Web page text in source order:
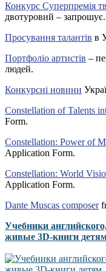
Конкурс Суперпремія
двотуровий – запрошує.
Просування талантів в
Портфоліо артистів –
людей.
Конкурсні новини
Constellation of Talents
Form.
Constellation: Power of
Application Form.
Constellation: World
Application Form.
Dante Muscas composer
Учебники
живые 3D-книги